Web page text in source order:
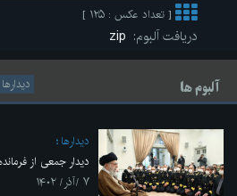
[ تعداد عکس : ۱۲۵ ]
دریافت آلبوم:
آلبوم ها
ديدارها
دیدار جمعی از
۷ /آذر/ ۱۴۰۲